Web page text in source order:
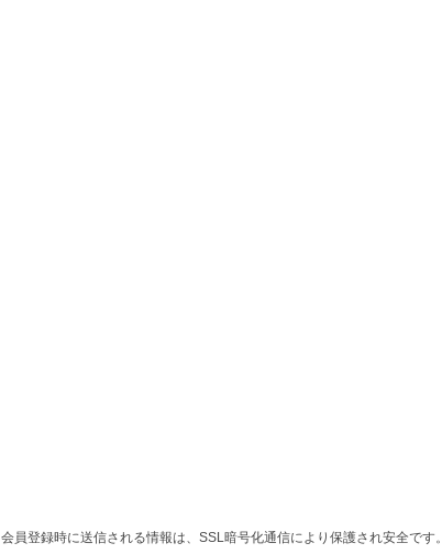
会員登録時に送信される情報は、SSL暗号化通信により保護され安全です。